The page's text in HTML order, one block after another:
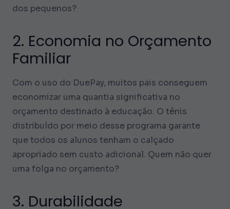
dos pequenos?
2. Economia no Orçamento
Familiar
Com o uso do DuePay, muitos pais conseguem
economizar uma quantia significativa no
orçamento destinado à educação. O tênis
distribuído por meio desse programa garante
que todos os alunos tenham o calçado
apropriado sem custo adicional. Quem não quer
uma folga no orçamento?
3. Durabilidade